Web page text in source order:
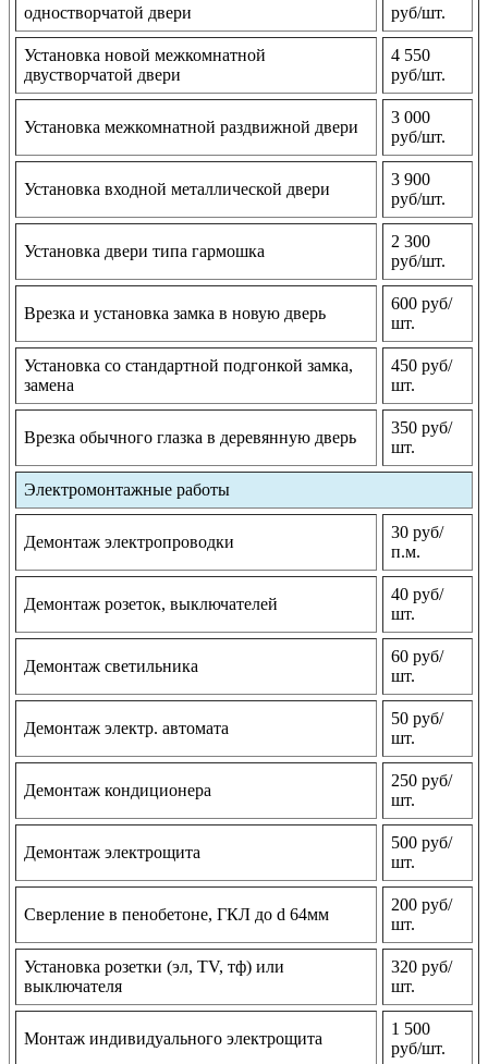
одностворчатой двери
руб/шт.
Установка новой межкомнатной
двустворчатой двери
4 550
руб/шт.
Установка межкомнатной раздвижной двери
3 000
руб/шт.
Установка входной металлической двери
3 900
руб/шт.
Установка двери типа гармошка
2 300
руб/шт.
Врезка и установка замка в новую дверь
600 руб/
шт.
Установка со стандартной подгонкой замка,
замена
450 руб/
шт.
Врезка обычного глазка в деревянную дверь
350 руб/
шт.
Электромонтажные работы
Демонтаж электропроводки
30 руб/
п.м.
Демонтаж розеток, выключателей
40 руб/
шт.
Демонтаж светильника
60 руб/
шт.
Демонтаж электр. автомата
50 руб/
шт.
Демонтаж кондиционера
250 руб/
шт.
Демонтаж электрощита
500 руб/
шт.
Сверление в пенобетоне, ГКЛ до d 64мм
200 руб/
шт.
Установка розетки (эл, TV, тф) или
выключателя
320 руб/
шт.
Монтаж индивидуального электрощита
1 500
руб/шт.